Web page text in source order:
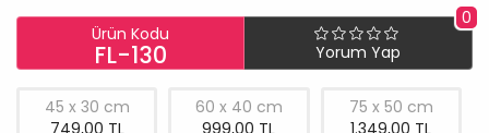
Ürün Kodu
FL-130
0
Yorum Yap
45 x 30 cm
60 x 40 cm
75 x 50 cm